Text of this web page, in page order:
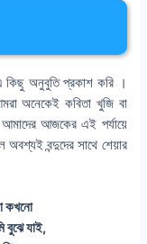
কিছু অনুবুতি প্রকাশ করি ।
অনেকেই কবিতা খুজি বা
আমাদের আজকের এই পর্যায়ে
বন্দুদের সাথে শেয়ার
কখনো
বুঝে যাই,